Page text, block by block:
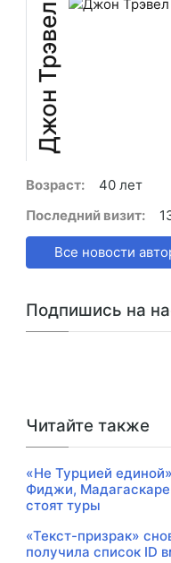
Джон Трэвел
Возраст:
40 лет
Последний визит:
Все новости
Подпишись на
Читайте также
«Не Турцией
Фиджи,
стоят туры
«Текст-призрак»
получила список ID